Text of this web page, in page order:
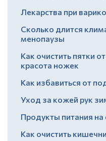
Лекарства при
Сколько длится
менопаузы
Как очистить пятки
красота ножек
Как избавиться от
Уход за кожей рук
Продукты питания
Как очистить